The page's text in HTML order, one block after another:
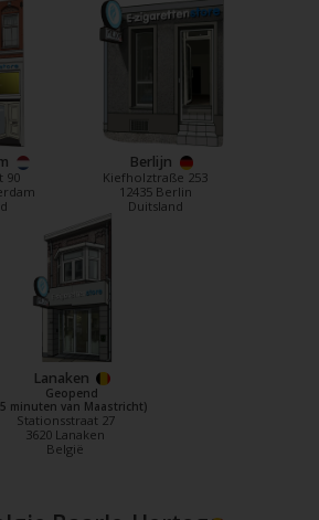
90
Berlijn
Kiefholztraße 253
12435 Berlin
Duitsland
Lanaken
Geopend
minuten van Maastricht)
Stationsstraat 27
3620 Lanaken
België